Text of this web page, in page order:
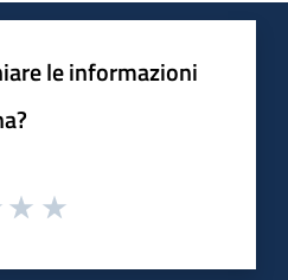
le informazioni